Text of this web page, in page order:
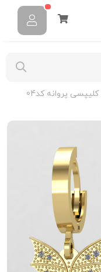
پروانه کد04